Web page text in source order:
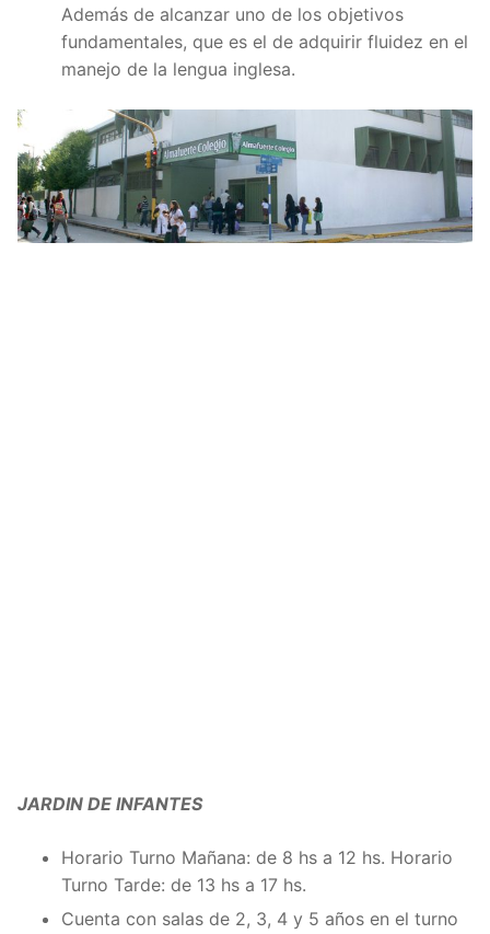
Además de alcanzar uno de los objetivos
fundamentales, que es el de adquirir fluidez en el
manejo de la lengua inglesa.
JARDIN DE INFANTES
Horario Turno Mañana: de 8 hs a 12 hs. Horario
Turno Tarde: de 13 hs a 17 hs.
Cuenta con salas de 2, 3, 4 y 5 años en el turno